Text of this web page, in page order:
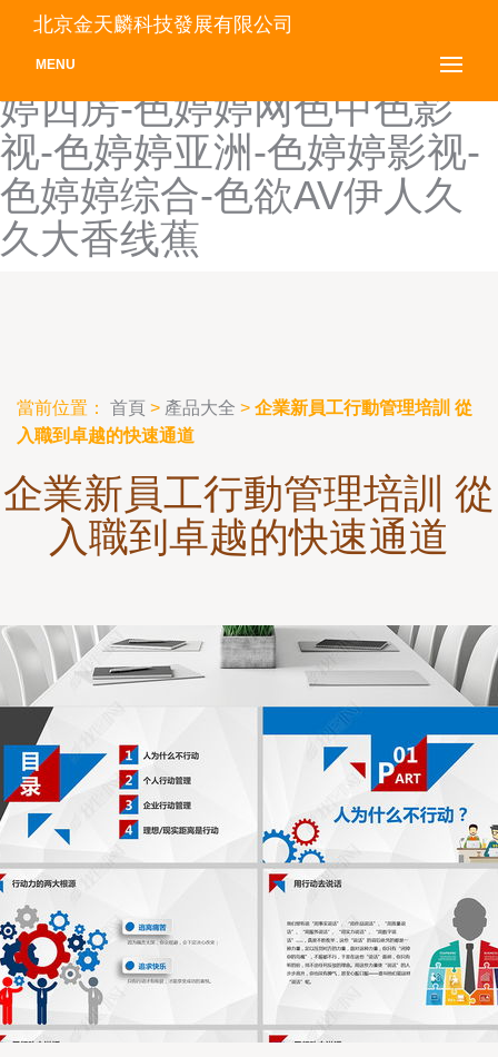
色婷婷丁香-色婷婷国产-色
婷婷久久-色婷婷首页-色婷
婷四房-色婷婷网色中色影
视-色婷婷亚洲-色婷婷影视-
色婷婷综合-色欲AV伊人久
久大香线蕉
北京金天麟科技發展有限公司
MENU
當前位置： 首頁 > 產品大全 > 企業新員工行動管理培訓 從
入職到卓越的快速通道
企業新員工行動管理培訓 從
入職到卓越的快速通道